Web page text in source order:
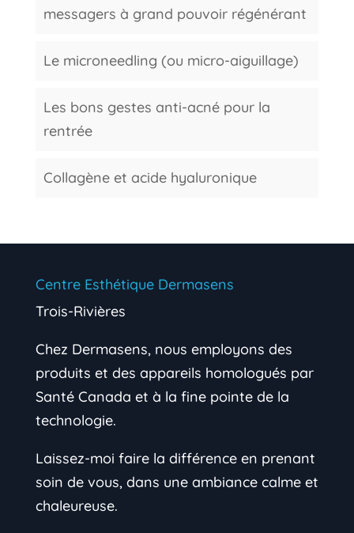
messagers à grand pouvoir régénérant
Le microneedling (ou micro-aiguillage)
Les bons gestes anti-acné pour la
rentrée
Collagène et acide hyaluronique
Centre Esthétique Dermasens
Trois-Rivières
Chez Dermasens, nous employons des
produits et des appareils homologués par
Santé Canada et à la fine pointe de la
technologie.
Laissez-moi faire la différence en prenant
soin de vous, dans une ambiance calme et
chaleureuse.